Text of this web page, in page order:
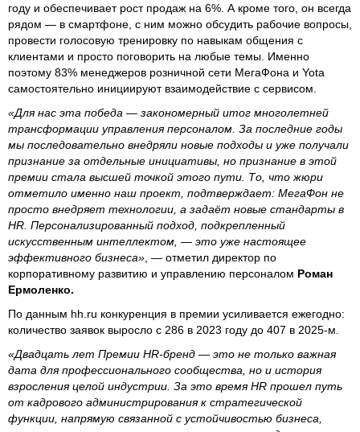
году и обеспечивает рост продаж на 6%. А кроме того, он всегда
рядом — в смартфоне, с ним можно обсудить рабочие вопросы,
провести голосовую тренировку по навыкам общения с
клиентами и просто поговорить на любые темы. Именно
поэтому 83% менеджеров розничной сети МегаФона и Yota
самостоятельно инициируют взаимодействие с сервисом.
«Для нас эта победа — закономерный итог многолетней
трансформации управления персоналом. За последние годы
мы последовательно внедряли новые подходы и уже получали
признание за отдельные инициативы, но признание в этой
премии стала высшей точкой этого пути. То, что жюри
отметило именно наш проект, подтверждает: МегаФон не
просто внедряет технологии, а задаёт новые стандарты в
HR. Персонализированный подход, подкрепленный
искусственным интеллектом, — это уже настоящее
эффективного бизнеса» , — отметил директор по
корпоративному развитию и управлению персоналом Роман
Ермоленко.
По данным hh.ru конкуренция в премии усиливается ежегодно:
количество заявок выросло с 286 в 2023 году до 407 в 2025-м.
«Двадцать лет Премии HR-бренд — это не только важная
дата для профессионального сообщества, но и история
взросления целой индустрии. За это время HR прошел путь
от кадрового администрирования к стратегической
функции, напрямую связанной с устойчивостью бизнеса,